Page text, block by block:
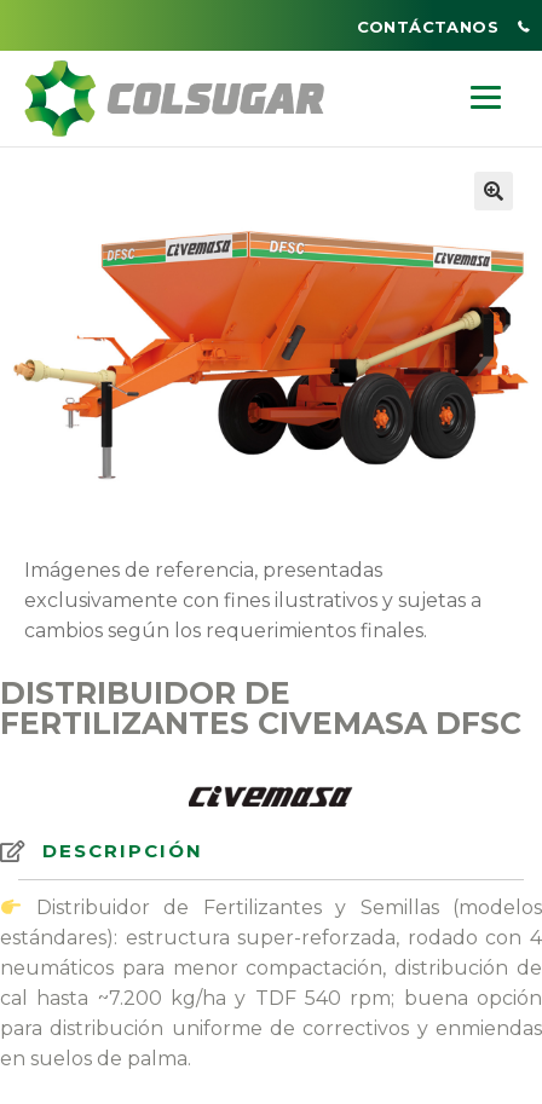
CONTÁCTANOS
Imágenes de referencia, presentadas
exclusivamente con fines ilustrativos y sujetas a
cambios según los requerimientos finales.
DISTRIBUIDOR DE
FERTILIZANTES CIVEMASA DFSC
DESCRIPCIÓN
Distribuidor de Fertilizantes y Semillas (modelos
estándares): estructura super-reforzada, rodado con 4
neumáticos para menor compactación, distribución de
cal hasta ~7.200 kg/ha y TDF 540 rpm; buena opción
para distribución uniforme de correctivos y enmiendas
en suelos de palma.